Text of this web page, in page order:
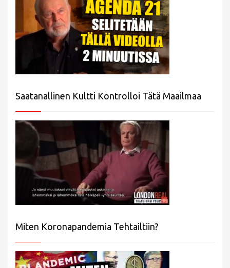
Saatanallinen Kultti Kontrolloi Tätä Maailmaa
Miten Koronapandemia Tehtailtiin?